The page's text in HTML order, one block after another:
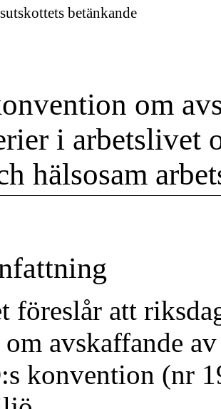
s betänkande
om
i arbetslivet
hälsosam
föreslår att
avskaffande
konvention (nr